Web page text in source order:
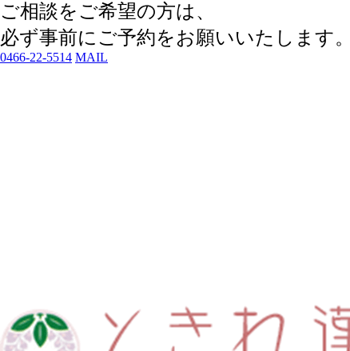
ご相談をご希望の方は、
必ず事前にご予約をお願いいたします。
0466-22-5514 MAIL